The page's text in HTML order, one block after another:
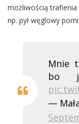
możliwością
np. pył węglowy
Mnie
bo
—